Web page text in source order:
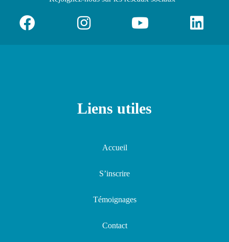
Liens utiles
Accueil
S’inscrire
Témoignages
Contact